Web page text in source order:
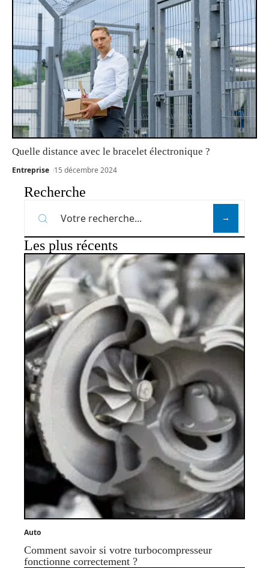
Quelle distance avec le bracelet électronique ?
Entreprise 15 décembre 2024
Recherche
Les plus récents
Auto
Comment savoir si votre turbocompresseur
fonctionne correctement ?